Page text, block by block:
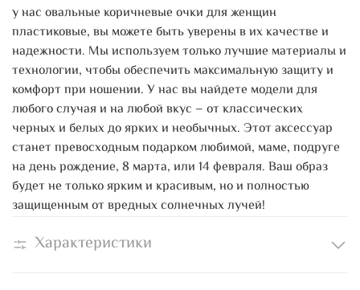
у нас овальные коричневые очки для женщин
пластиковые, вы можете быть уверены в их качестве и
надежности. Мы используем только лучшие материалы и
технологии, чтобы обеспечить максимальную защиту и
комфорт при ношении. У нас вы найдете модели для
любого случая и на любой вкус – от классических
черных и белых до ярких и необычных. Этот аксессуар
станет превосходным подарком любимой, маме, подруге
на день рождение, 8 марта, или 14 февраля. Ваш образ
будет не только ярким и красивым, но и полностью
защищенным от вредных солнечных лучей!
Характеристики